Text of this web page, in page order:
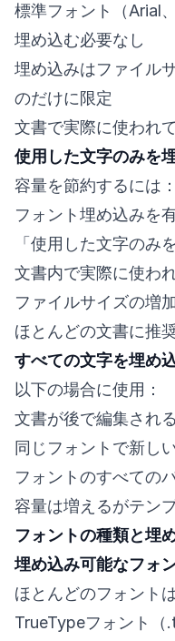
標準フォント（Arial
埋め込む必要なし
埋め込みはファイル
のだけに限定
文書で実際に使われ
使用した文字のみを
容量を節約するには：
フォント埋め込みを
「使用した文字のみ
文書内で実際に使わ
ファイルサイズの増
ほとんどの文書に推
すべての文字を埋め
以下の場合に使用：
文書が後で編集され
同じフォントで新し
フォントのすべての
容量は増えるがテン
フォントの種類と埋
埋め込み可能なフォ
ほとんどのフォント
TrueTypeフォント（